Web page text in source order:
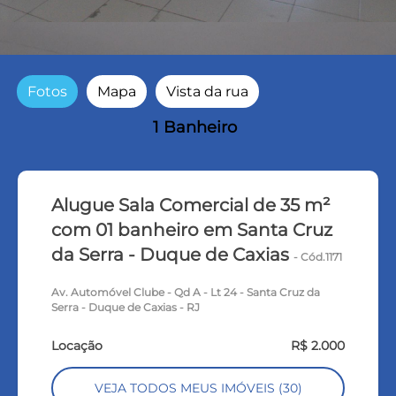
Fotos Mapa Vista da rua
1 Banheiro
Alugue Sala Comercial de 35 m²
com 01 banheiro em Santa Cruz
da Serra - Duque de Caxias- Cód.1171
Av. Automóvel Clube - Qd A - Lt 24 - Santa Cruz da
Serra - Duque de Caxias - RJ
Locação R$ 2.000
VEJA TODOS MEUS IMÓVEIS (30)